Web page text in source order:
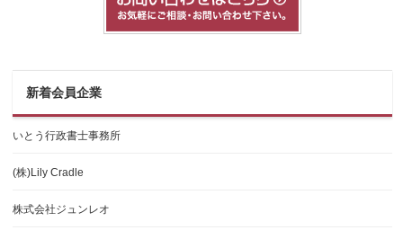
新着会員企業
いとう行政書士事務所
(株)Lily Cradle
株式会社ジュンレオ